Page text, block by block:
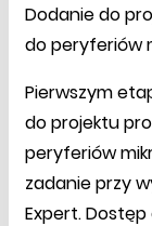
Dodanie do
do peryferiów
Pierwszym
do projektu
peryferiów
zadanie przy
Expert.